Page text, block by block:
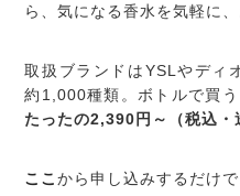
ら、気になる香水を気軽に
取扱ブランドはYSLやディ
約1,000種類。ボトルで買
たったの2,390円～（税込・
ここから申し込みするだけ